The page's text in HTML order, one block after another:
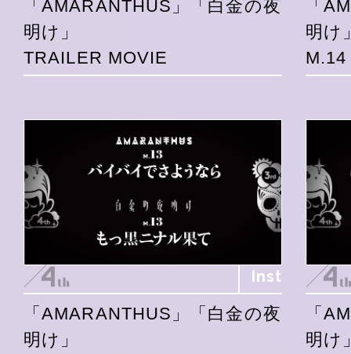
「AMARANTHUS」「白金の夜
明け」
TRAILER MOVIE
「
明け
Inst
「AMARANTHUS」「白金の夜
明け」
「
明け